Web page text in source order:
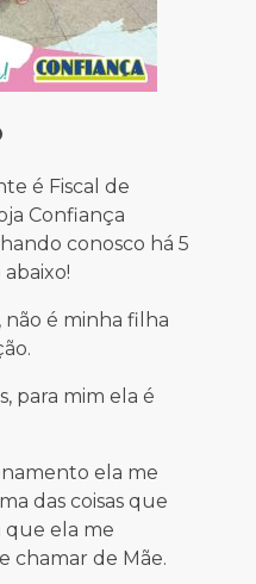
é Fiscal de
Confiança
conosco há 5
não é minha filha
para mim ela é
ela me
das coisas que
que ela me
chamar de Mãe.